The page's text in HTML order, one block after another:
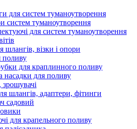
для систем туманоутворення
систем туманоутворення
для систем туманоутворення
шлангів, візки і опори
для краплинного поливу
насадки для поливу
шлангів, адаптери, фітинги
садовий
для крапельного поливу